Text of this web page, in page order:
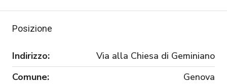
Posizione
Indirizzo:
Via alla Chiesa di Geminiano
Comune:
Genova